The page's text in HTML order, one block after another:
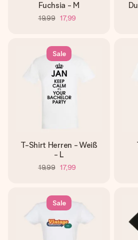
Fuchsia - M
19,99 17,99
Sale
T-Shirt Herren - Weiß
- L
19,99 17,99
Sale